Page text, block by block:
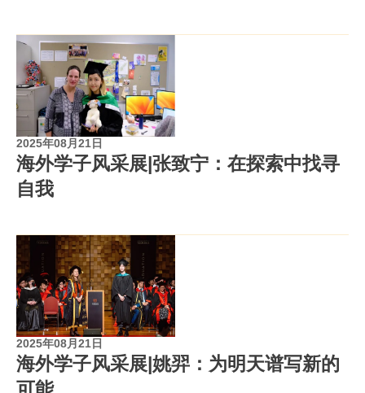
2025年08月21日
海外学子风采展|张致宁：在探索中找寻
自我
2025年08月21日
海外学子风采展|姚羿：为明天谱写新的
可能